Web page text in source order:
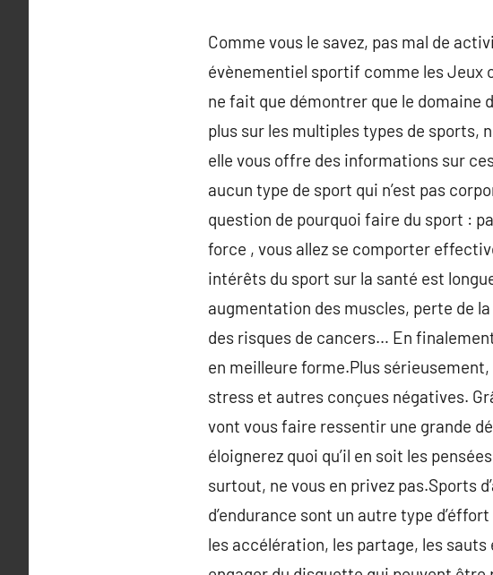
Comme vous le savez, pas mal de
évènementiel sportif comme les Jeux
ne fait que démontrer que le domaine
plus sur les multiples types de sports,
elle vous offre des informations sur
aucun type de sport qui n’est pas
question de pourquoi faire du sport :
force , vous allez se comporter
intérêts du sport sur la santé est
augmentation des muscles, perte de
des risques de cancers… En
en meilleure forme.Plus
stress et autres conçues négatives.
vont vous faire ressentir une grande
éloignerez quoi qu’il en soit les
surtout, ne vous en privez pas.Sports
d’endurance sont un autre type
les accélération, les partage, les